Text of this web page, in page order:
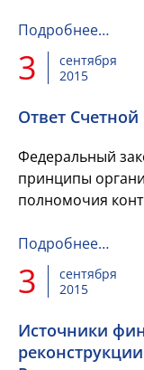
по вопросу
Подробнее…
3
сентября
2015
Ответ
Федеральный
принципы
полномочия
счетных органов
Подробнее…
3
сентября
2015
Источники